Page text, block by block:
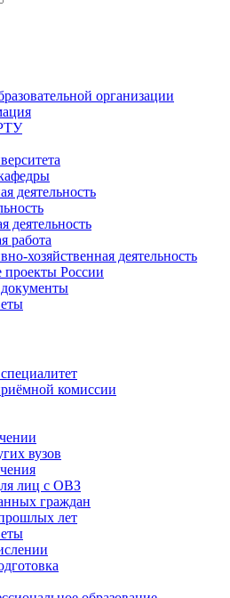
организации
деятельность
деятельность
работа
хозяйственная деятельность
России
комиссии
вузов
лиц с ОВЗ
граждан
лет